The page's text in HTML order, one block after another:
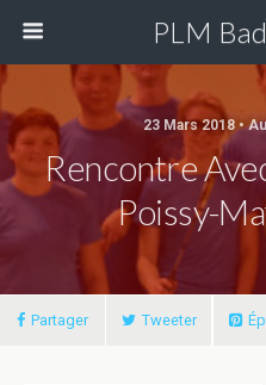
PLM
23 Mars 2018 •
Rencontre
Poissy-
Partager Tweeter